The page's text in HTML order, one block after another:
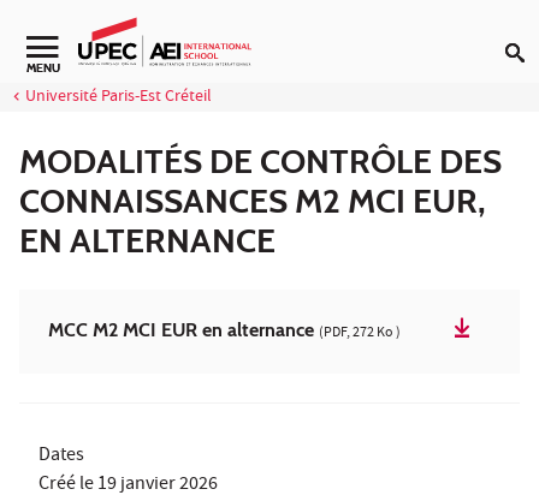
Aller au contenu
Navigation secondaire
MENU
Université Paris-Est Créteil
MODALITÉS DE CONTRÔLE DES
CONNAISSANCES M2 MCI EUR,
EN ALTERNANCE
MCC M2 MCI EUR en alternance (PDF, 272 Ko )
Dates
Créé le19 janvier 2026